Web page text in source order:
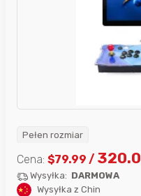
Pełen rozmiar
Cena: $79.99 /
Wysyłka: DARMOWA
Wysyłka z Chin